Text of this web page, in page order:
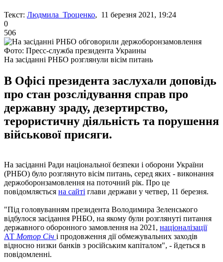
Текст: Людмила Троценко, 11 березня 2021, 19:24
0
506
Фото: Пресс-служба президента Украины
На засіданні РНБО розглянули вісім питань
В Офісі президента заслухали доповідь
про стан розслідування справ про
державну зраду, дезертирство,
терористичну діяльність та порушення
військової присяги.
На засіданні Ради національної безпеки і оборони України
(РНБО) було розглянуто вісім питань, серед яких - виконання
держоборонзамовлення на поточний рік. Про це
повідомляється на сайті глави держави у четвер, 11 березня.
"Під головуванням президента Володимира Зеленського
відбулося засідання РНБО, на якому були розглянуті питання
державного оборонного замовлення на 2021, націоналізації
АТ Мотор Січ і продовження дії обмежувальних заходів
відносно низки банків з російським капіталом", - йдеться в
повідомленні.